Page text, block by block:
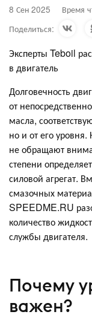
8 Сен 2025 Время
Поделиться:
Эксперты Teboil
в двигатель
Долговечность
от
масла,
но и от его уровня.
не обращают
степени
силовой агрегат.
смазочных
SPEEDME.RU
количество
службы двигателя.
Почему
важен?